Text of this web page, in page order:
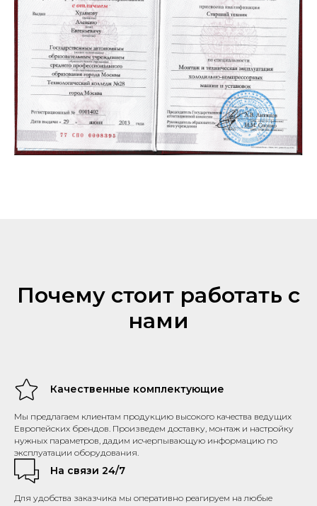
Почему стоит работать с
нами
Качественные комплектующие
Мы предлагаем клиентам продукцию высокого качества ведущих
Европейских брендов. Произведем доставку, монтаж и настройку
нужных параметров, дадим исчерпывающую информацию по
эксплуатации оборудования.
На связи 24/7
Для удобства заказчика мы оперативно реагируем на любые